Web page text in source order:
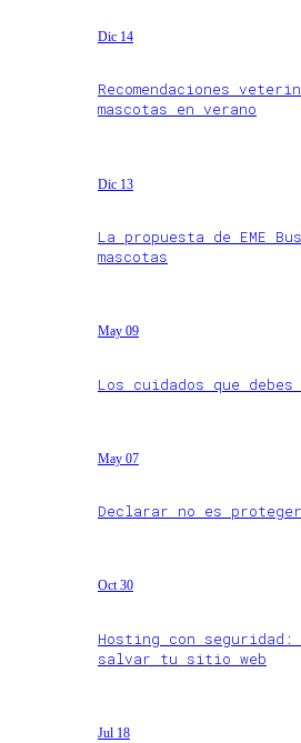
Dic 14
Recomendaciones
mascotas en verano
Dic 13
La propuesta de EME
mascotas
May 09
Los cuidados que
May 07
Declarar no es proteger
Oct 30
Hosting con
salvar tu sitio web
Jul 18